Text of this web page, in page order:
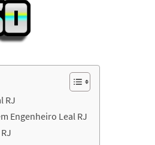
RJ
Engenheiro Leal RJ